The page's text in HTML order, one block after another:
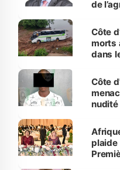
de
Côte
morts
dans
des
Côte
nudité
plaide